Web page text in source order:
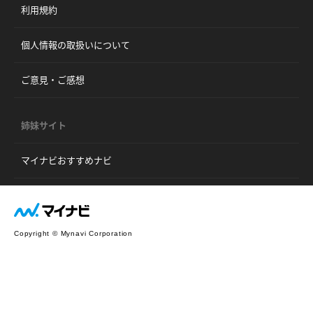
利用規約
個人情報の取扱いについて
ご意見・ご感想
姉妹サイト
マイナビおすすめナビ
Copyright © Mynavi Corporation